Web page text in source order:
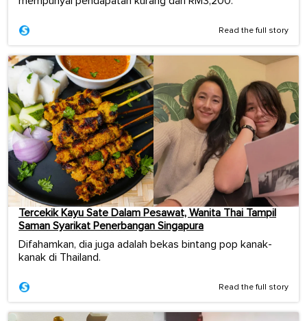
Read the full story
Tercekik Kayu Sate Dalam Pesawat, Wanita Thai Tampil
Saman Syarikat Penerbangan Singapura
Difahamkan, dia juga adalah bekas bintang pop kanak-
kanak di Thailand.
Read the full story